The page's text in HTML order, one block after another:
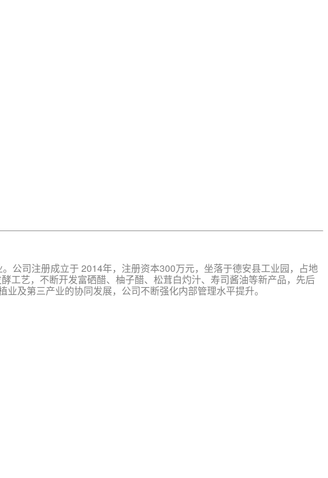
公司注册成立于 2014年，注册资本300万元，坐落于德安县工业园，占地
工艺，不断开发富硒醋、柚子醋、松茸白灼汁、寿司酱油等新产品，先后
及第三产业的协同发展，公司不断强化内部管理水平提升。